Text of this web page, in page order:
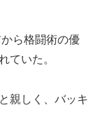
ら格闘術の優
ていた。
と親しく、バッキ